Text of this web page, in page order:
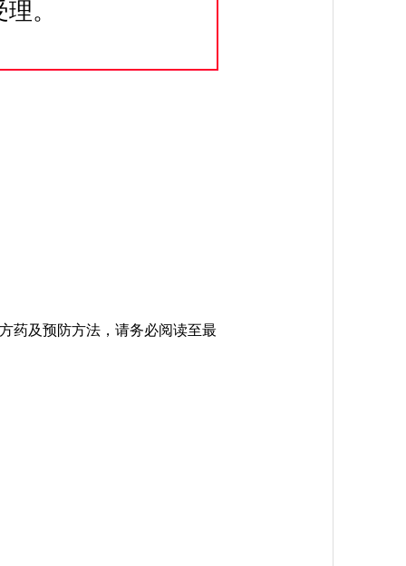
。
药及预防方法，请务必阅读至最